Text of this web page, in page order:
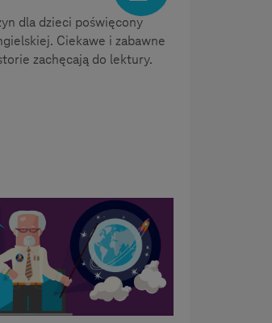
dla dzieci poświęcony
Ciekawe i zabawne
zachęcają do lektury.